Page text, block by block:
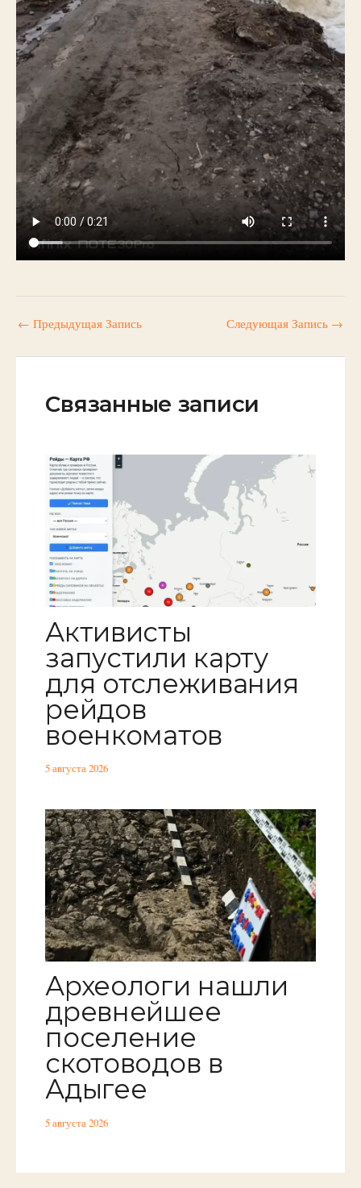
← Предыдущая Запись Следующая Запись →
Связанные записи
Активисты
запустили карту
для отслеживания
рейдов
военкоматов
5 августа 2026
Археологи нашли
древнейшее
поселение
скотоводов в
Адыгее
5 августа 2026